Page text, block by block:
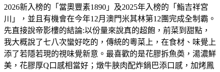
2026新入榜的「當奧豐素1890」及2025年入榜的「鮨吉祥宮
川」，並且有機會在今年12月澳門米其林第12團完成全制霸。
先直接說帝影樓的結論:以份量來說真的超飽，前菜到甜點，
我大概說了七八次蠻好吃的，傳統的粵菜上，在食材、味覺上
添了若隱若現的視味覺新意。最喜歡的是花膠拆魚𡙡，湯濃鮮
美，花膠厚Q口感相當好；燉牛脥肉配炸鍋巴添口感，加烤鳳